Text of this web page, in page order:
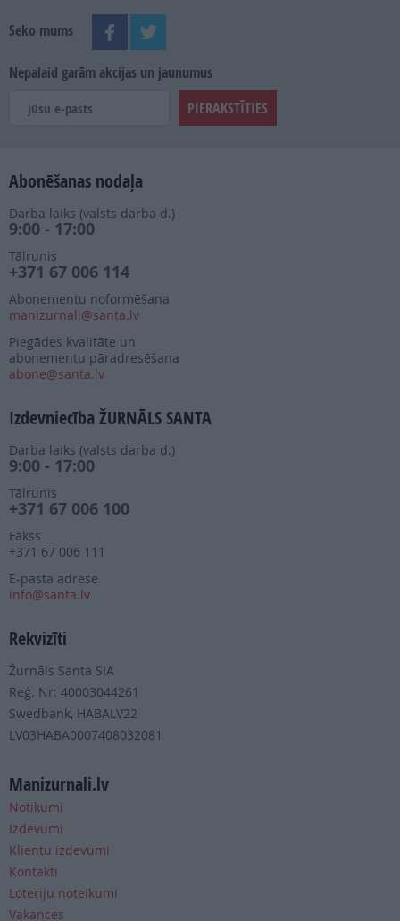
Seko mums
Nepalaid garām akcijas un jaunumus
Abonēšanas nodaļa
Darba laiks (valsts darba d.)
9:00 - 17:00
Tālrunis
+371 67 006 114
Abonementu noformēšana
manizurnali@santa.lv
Piegādes kvalitāte un
abonementu pāradresēšana
abone@santa.lv
Izdevniecība ŽURNĀLS SANTA
Darba laiks (valsts darba d.)
9:00 - 17:00
Tālrunis
+371 67 006 100
Fakss
+371 67 006 111
E-pasta adrese
info@santa.lv
Rekvizīti
Žurnāls Santa SIA
Reģ. Nr: 40003044261
Swedbank, HABALV22
LV03HABA0007408032081
Manizurnali.lv
Notikumi
Izdevumi
Klientu izdevumi
Kontakti
Loteriju noteikumi
Vakances